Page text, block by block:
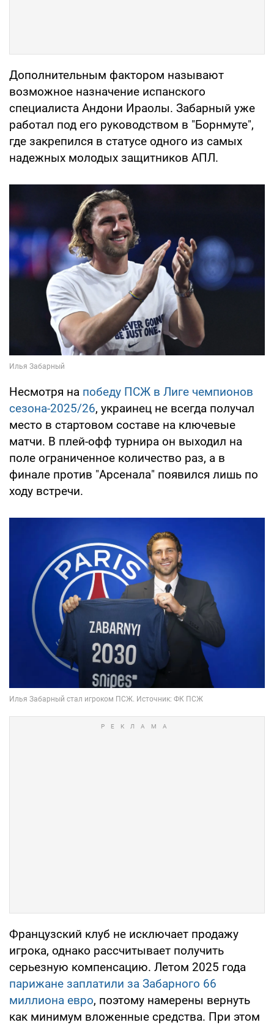
Дополнительным фактором называют
возможное назначение испанского
специалиста Андони Ираолы. Забарный уже
работал под его руководством в "Борнмуте",
где закрепился в статусе одного из самых
надежных молодых защитников АПЛ.
Несмотря на победу ПСЖ в Лиге чемпионов
сезона-2025/26, украинец не всегда получал
место в стартовом составе на ключевые
матчи. В плей-офф турнира он выходил на
поле ограниченное количество раз, а в
финале против "Арсенала" появился лишь по
ходу встречи.
Французский клуб не исключает продажу
игрока, однако рассчитывает получить
серьезную компенсацию. Летом 2025 года
парижане заплатили за Забарного 66
миллиона евро, поэтому намерены вернуть
как минимум вложенные средства. При этом